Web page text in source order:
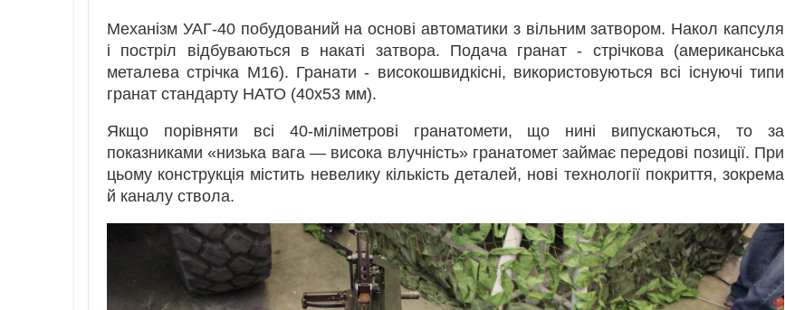
Механізм УАГ-40 побудований на основі автоматики з вільним затвором. Накол капсуля
і постріл відбуваються в накаті затвора. Подача гранат - стрічкова (американська
металева стрічка М16). Гранати - високошвидкісні, використовуються всі існуючі типи
гранат стандарту НАТО (40х53 мм).
Якщо порівняти всі 40-міліметрові гранатомети, що нині випускаються, то за
показниками «низька вага — висока влучність» гранатомет займає передові позиції. При
цьому конструкція містить невелику кількість деталей, нові технології покриття, зокрема
й каналу ствола.